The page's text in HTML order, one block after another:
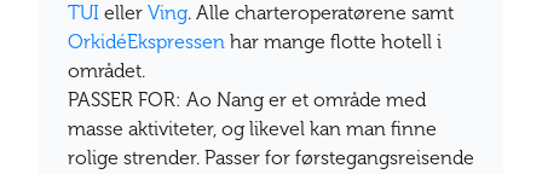
TUI eller Ving. Alle charteroperatørene samt
OrkidéEkspressen har mange flotte hotell i
området.
PASSER FOR: Ao Nang er et område med
masse aktiviteter, og likevel kan man finne
rolige strender. Passer for førstegangsreisende